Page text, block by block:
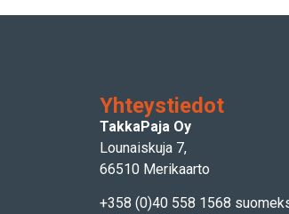
Yhteystiedot
TakkaPaja Oy
Lounaiskuja 7,
66510 Merikaarto
+358 (0)40 558 1568